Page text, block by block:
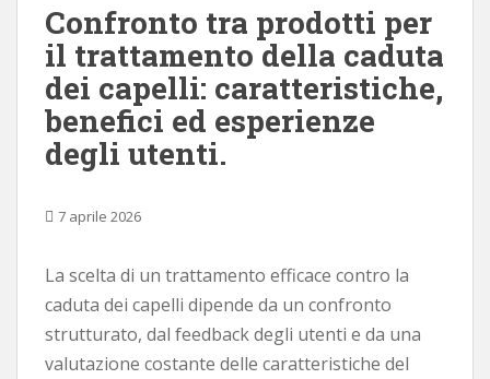
Confronto tra prodotti per
il trattamento della caduta
dei capelli: caratteristiche,
benefici ed esperienze
degli utenti.
7 aprile 2026
La scelta di un trattamento efficace contro la
caduta dei capelli dipende da un confronto
strutturato, dal feedback degli utenti e da una
valutazione costante delle caratteristiche del